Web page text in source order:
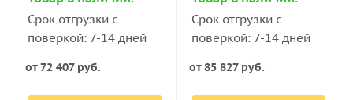
Срок отгрузки с
поверкой: 7-14 дней
от72 407 руб.
Срок отгрузки с
поверкой: 7-14 дней
от85 827 руб.